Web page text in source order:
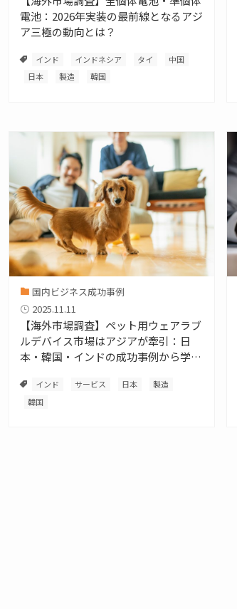
電池：2026年実装の最前線となるアジ
ア三極の動向とは？
インド インドネシア タイ
中国
日本
製造 韓国
【海外市場調査】ペット用ウェアラブ
ルデバイス市場はアジアが牽引：日
本・韓国・インドの成功事例から学ぶ
の鉄則
インド サービス 日本
製造
韓国
2025.11.11
国内ビジネス成功事例